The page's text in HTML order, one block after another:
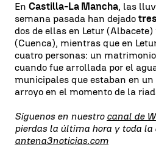
En Castilla-La Mancha, las
semana pasada han dejado
dos de ellas en Letur
(Cuenca), mientras que en
cuatro personas: un
cuando fue arrollada por el
municipales que estaban en
arroyo en el momento de la
Síguenos en nuestro canal de
pierdas la última hora y toda la
antena3noticias.com